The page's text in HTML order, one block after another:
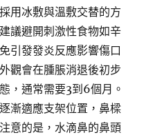
用冰敷與溫敷交替的方
議避開刺激性食物如辛
引發發炎反應影響傷口
觀會在腫脹消退後初步
，通常需要3到6個月。
漸適應支架位置，鼻樑
意的是，水滴鼻的鼻頭